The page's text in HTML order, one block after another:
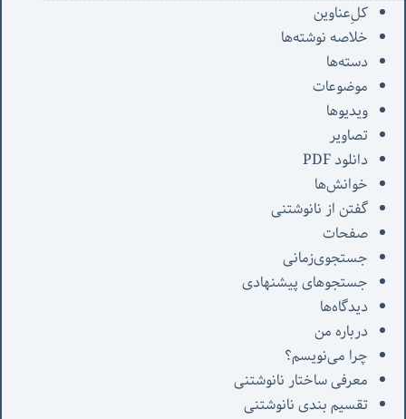
کل‌ِعناوین
خلاصه نوشته‌ها
دسته‌ها
موضوعات
ویدیوها
تصاویر
دانلود PDF
خوانش‌ها
گفتن از نانوشتنی
صفحات
جستجوی‌زمانی
جستجوهای پیشنهادی
دیدگاه‌ها
درباره من
چرا می‌نویسم؟
معرفی‌ ساختار نانوشتنی
تقسیم بندی نانوشتنی